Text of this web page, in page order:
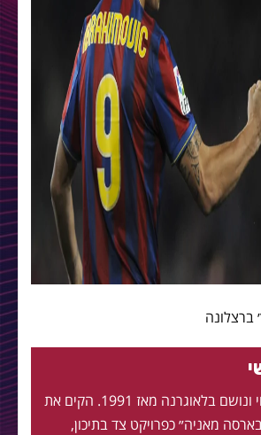
ברצלונה
חי ונושם בלאוגרנה מאז 1991. הקים את
מאניה״ כפרויקט צד בתיכון,